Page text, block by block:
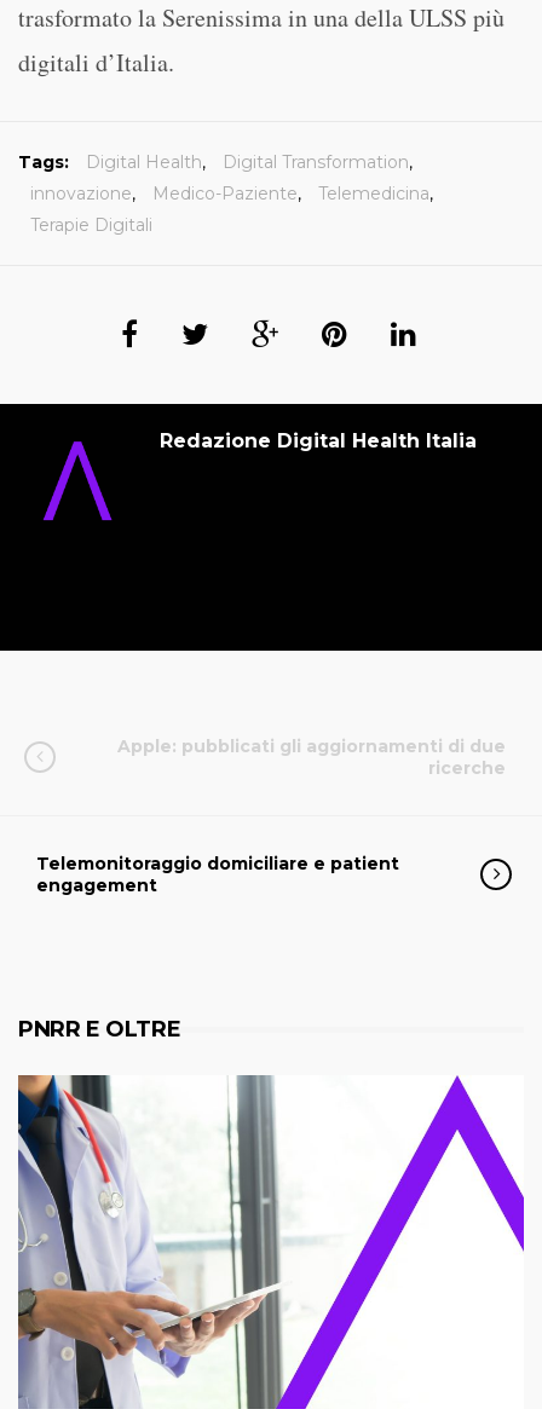
trasformato la Serenissima in una della ULSS più
digitali d’Italia.
Tags: Digital Health, Digital Transformation,
innovazione, Medico-Paziente, Telemedicina,
Terapie Digitali
Redazione Digital Health Italia
Apple: pubblicati gli aggiornamenti di due
ricerche
Telemonitoraggio domiciliare e patient
engagement
PNRR E OLTRE